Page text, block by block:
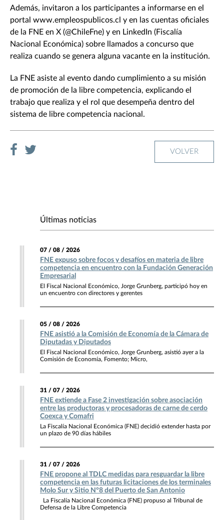
Además, invitaron a los participantes a informarse en el
portal www.empleospublicos.cl y en las cuentas oficiales
de la FNE en X (@ChileFne) y en LinkedIn (Fiscalía
Nacional Económica) sobre llamados a concurso que
realiza cuando se genera alguna vacante en la institución.
La FNE asiste al evento dando cumplimiento a su misión
de promoción de la libre competencia, explicando el
trabajo que realiza y el rol que desempeña dentro del
sistema de libre competencia nacional.
VOLVER
Últimas noticias
07 / 08 / 2026
FNE expuso sobre focos y desafíos en materia de libre
competencia en encuentro con la Fundación Generación
Empresarial
El Fiscal Nacional Económico, Jorge Grunberg, participó hoy en
un encuentro con directores y gerentes
05 / 08 / 2026
FNE asistió a la Comisión de Economía de la Cámara de
Diputadas y Diputados
El Fiscal Nacional Económico, Jorge Grunberg, asistió ayer a la
Comisión de Economía, Fomento; Micro,
31 / 07 / 2026
FNE extiende a Fase 2 investigación sobre asociación
entre las productoras y procesadoras de carne de cerdo
Coexca y Comafri
La Fiscalía Nacional Económica (FNE) decidió extender hasta por
un plazo de 90 días hábiles
31 / 07 / 2026
FNE propone al TDLC medidas para resguardar la libre
competencia en las futuras licitaciones de los terminales
Molo Sur y Sitio N°8 del Puerto de San Antonio
La Fiscalía Nacional Económica (FNE) propuso al Tribunal de
Defensa de la Libre Competencia